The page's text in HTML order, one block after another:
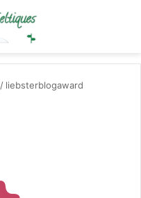
/ liebsterblogaward